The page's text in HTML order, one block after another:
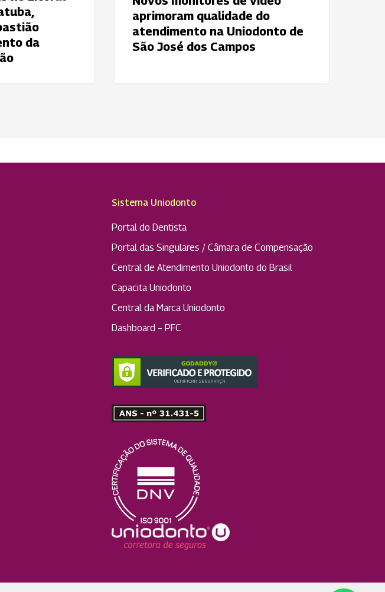
da
José
Campos
aprimoram qualidade do
atendimento na Uniodonto de
São José dos Campos
Sistema Uniodonto
Portal do Dentista
Portal das Singulares / Câmara de Compensação
Central de Atendimento Uniodonto do Brasil
Capacita Uniodonto
Central da Marca Uniodonto
Dashboard – PFC